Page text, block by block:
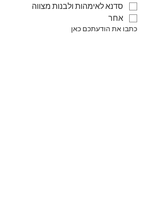
סדנא לאימהות ולבנות מצווה
אחר
כתבו את הודעתכם כאן